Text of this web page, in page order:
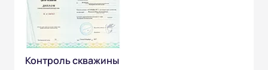
Контроль скважины